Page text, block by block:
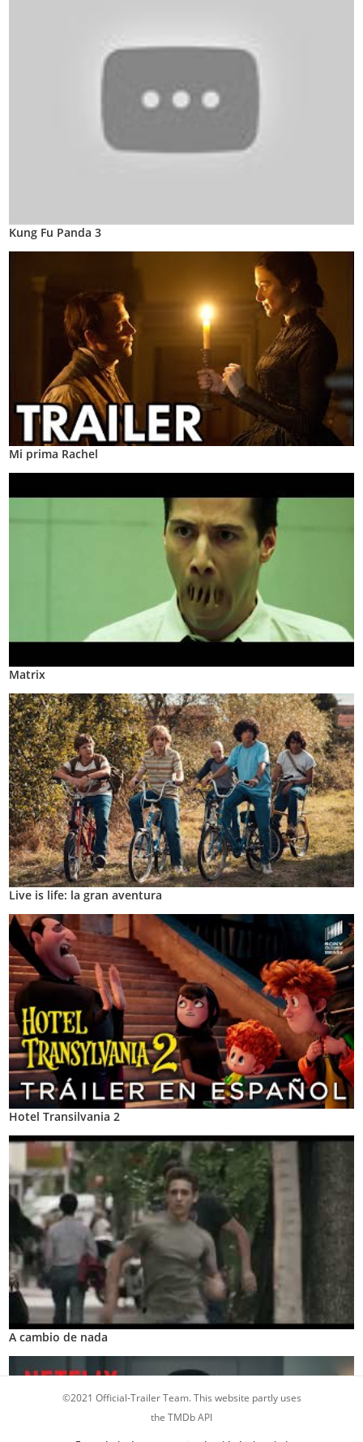
Kung Fu Panda 3
Mi prima Rachel
Matrix
Live is life: la gran aventura
Hotel Transilvania 2
A cambio de nada
©2021 Official-Trailer Team. This website partly uses
the TMDb API